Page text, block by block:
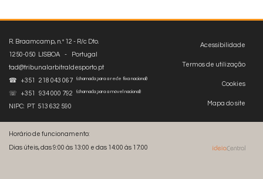
Acessibilidade
Termos de utilização
Cookies
Mapa do site
R. Braamcamp, n.º 12 - R/c Dto.
1250-050 LISBOA - Portugal
tad@tribunalarbitraldesporto.pt
☎ +351 218 043 067
(chamada para a rede fixa nacional)
☏ +351 934 000 792 (chamada para a móvel nacional)
NIPC: PT 513 632 590
Horário de funcionamento:
Dias úteis, das 9:00 às 13:00 e das 14:00 às 17:00